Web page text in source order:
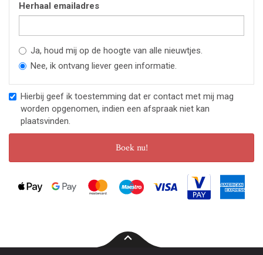
Herhaal emailadres
Ja, houd mij op de hoogte van alle nieuwtjes.
Nee, ik ontvang liever geen informatie.
Hierbij geef ik toestemming dat er contact met mij mag
worden opgenomen, indien een afspraak niet kan
plaatsvinden.
Boek nu!